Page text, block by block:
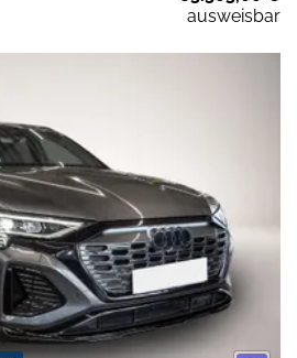
ausweisbar